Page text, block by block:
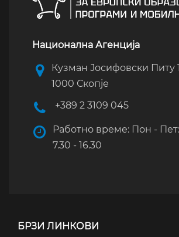
Национална Агенција
Кузман Јосифовски Питу
1000 Скопје
+389 2 3109 045
Работно време: Пон - Пет:
7.30 - 16.30
БРЗИ ЛИНКОВИ